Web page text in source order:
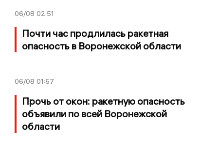
06/08 02:51
Почти час продлилась ракетная
опасность в Воронежской области
06/08 01:57
Прочь от окон: ракетную опасность
объявили по всей Воронежской
области